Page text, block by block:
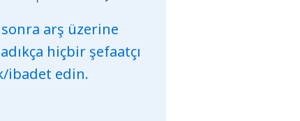
arş üzerine
hiçbir şefaatçı
ibadet edin.